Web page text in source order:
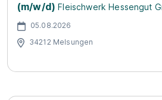
(m/w/d) Fleischwerk Hessengut
05.08.2026
34212 Melsungen